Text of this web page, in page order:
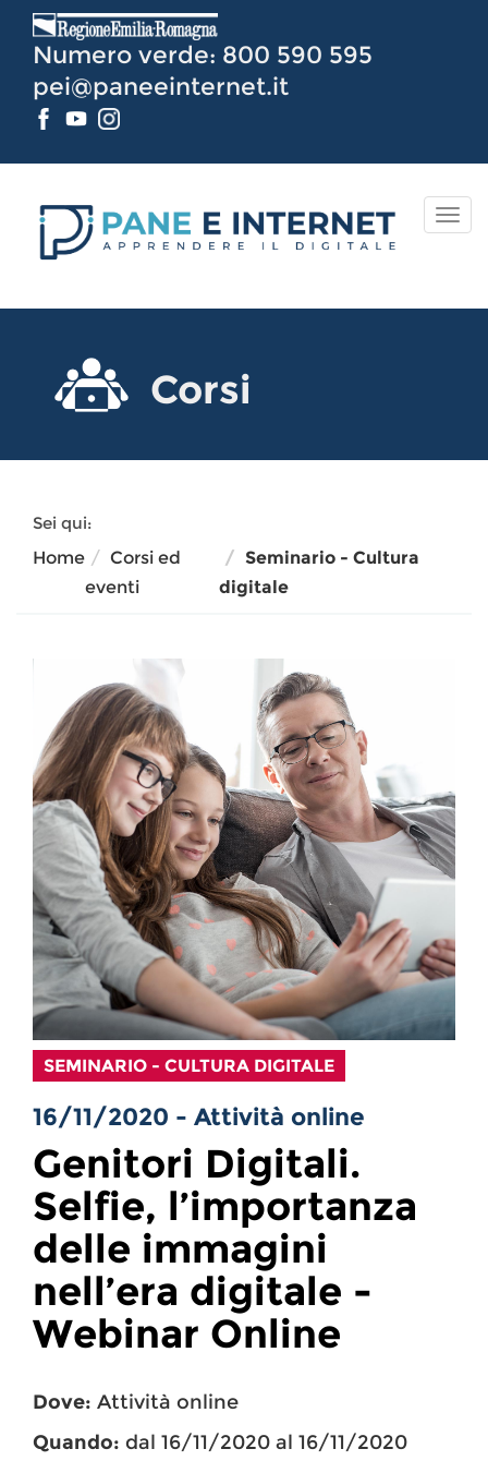
Contenuto
Numero verde: 800 590 595
pei@paneeinternet.it
Corsi
Sei qui:
Home
Corsi ed
eventi
Seminario - Cultura
digitale
SEMINARIO - CULTURA DIGITALE
16/11/2020 - Attività online
Genitori Digitali.
Selfie, l’importanza
delle immagini
nell’era digitale -
Webinar Online
Dove: Attività online
Quando: dal 16/11/2020 al 16/11/2020